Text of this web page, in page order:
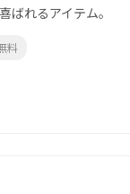
ばれるアイテム。
料